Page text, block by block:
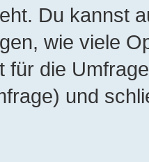
Du kannst
wie viele
für die
und